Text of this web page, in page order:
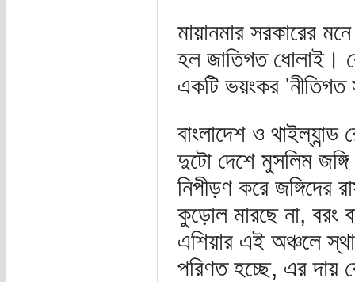
মায়ানমার সরকারের
হল জাতিগত ধোলাই।
একটি ভয়ংকর 'নীতিগত
বাংলাদেশ ও থাইল্যান্ড
দুটো দেশে মুসলিম জঙ্গি
নিপীড়ণ করে জঙ্গিদের
কুড়োল মারছে না, বরং
এশিয়ার এই অঞ্চলে
পরিণত হচ্ছে, এর দায়